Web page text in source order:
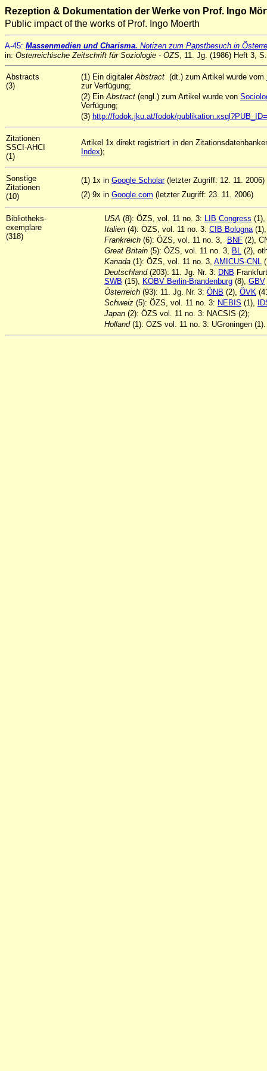
Rezeption & Dokumentation der Werke von Prof. Ingo
Public impact of the works of Prof. Ingo Moerth
A-45: Massenmedien und Charisma. Notizen zum Papstbesuch in
in: Österreichische Zeitschrift für Soziologie - ÖZS, 11. Jg. (1986) Heft 3,
Abstracts
(3)
(1) Ein digitalerAbstract (dt.) zum Artikel wurde vom
zur Verfügung;
(2) EinAbstract (engl.) zum Artikel wurde von
Verfügung;
(3) http://fodok.jku.at/fodok/
Zitationen
SSCI-AHCI
(1)
Artikel 1x direkt registriert in den
Index);
Sonstige
Zitationen
(10)
(1) 1x in Google Scholar(letzter Zugriff: 12. 11. 2006)
(2) 9x in Google.com (letzter Zugriff: 23. 11. 2006)
Bibliotheks-
exemplare
(318)
USA (8): ÖZS, vol. 11 no. 3: LIB Congress (1),
Italien (4): ÖZS, vol. 11 no. 3: CIB Bologna(1),
Frankreich (6): ÖZS, vol. 11 no. 3, BNF (2),
Great Britain (5): ÖZS, vol. 11 no. 3, BL (2),
Kanada (1): ÖZS, vol. 11 no. 3, AMICUS-CNL
Deutschland (203): 11. Jg. Nr. 3: DNB
SWB (15), KOBV Berlin-Brandenburg (8), GBV
Österreich (93): 11. Jg. Nr. 3: ÖNB (2), ÖVK
Schweiz (5): ÖZS, vol. 11 no. 3: NEBIS (1),
Japan (2): ÖZS vol. 11 no. 3: NACSIS (2);
Holland(1): ÖZS vol. 11 no. 3: UGroningen (1).